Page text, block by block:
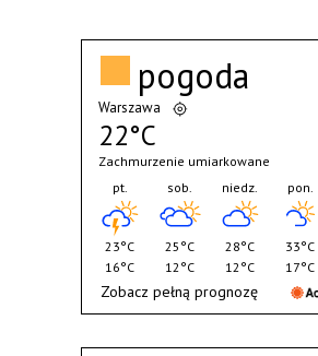
pogoda
Warszawa
22°C
Zachmurzenie umiarkowane
pt.
23°C
16°C
sob.
25°C
12°C
niedz.
28°C
12°C
pon.
33°C
17°C
Zobacz pełną prognozę